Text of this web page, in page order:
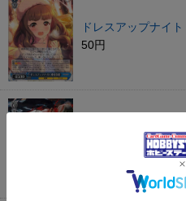
ドレスアップナイト
50円
死者の大魔法使い